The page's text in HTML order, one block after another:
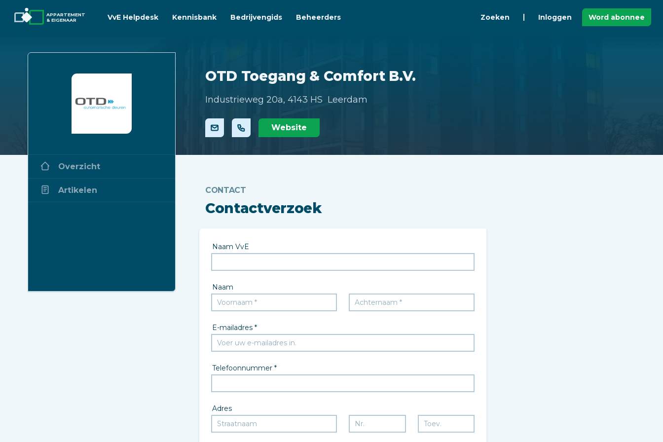
APPARTEMENT
& EIGENAAR
VvE Helpdesk Kennisbank Bedrijvengids Beheerders Zoeken Inloggen Word abonnee
OTD Toegang & Comfort B.V.
Industrieweg 20a, 4143 HS Leerdam
Website
Overzicht
Artikelen CONTACT
Contactverzoek
Naam VvE
Naam
E-mailadres *
Telefoonnummer *
Adres